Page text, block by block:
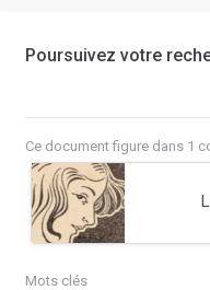
Poursuivez votre
Ce document figure dans 1
Mots clés